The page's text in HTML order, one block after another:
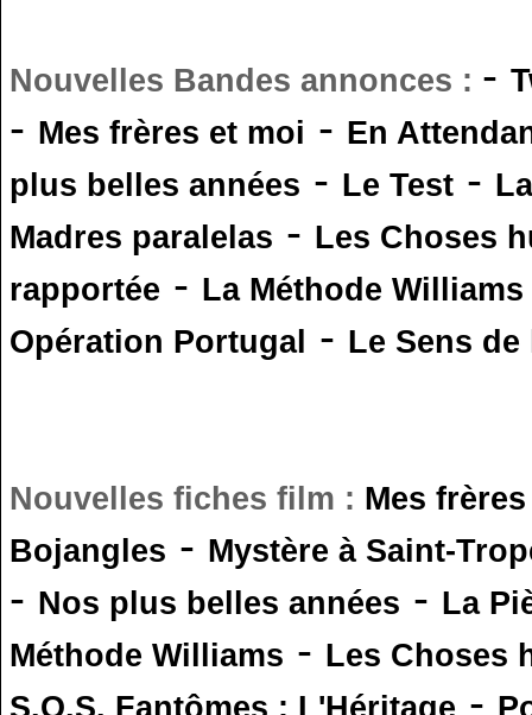
Nouvelles Bandes annonces : -
- Mes frères et moi - En
plus belles années - Le Test -
Madres paralelas - Les Choses
rapportée - La Méthode Williams
Opération Portugal - Le Sens
Nouvelles fiches film : Mes
Bojangles - Mystère à Saint-
- Nos plus belles années - La
Méthode Williams - Les Choses
S.O.S. Fantômes : L'Héritage -